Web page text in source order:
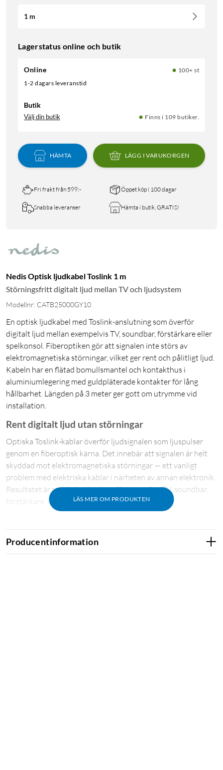
1 m
Lagerstatus online och butik
Online
100+ st
1-2 dagars leveranstid
Butik
Välj din butik Finns i 109 butiker.
HÄMTA LÄGG I VARUKORGEN
Fri frakt från 599:- Öppet köp i 100 dagar
Snabba leveranser Hämta i butik, GRATIS!
Nedis Optisk ljudkabel Toslink 1 m
Störningsfritt digitalt ljud mellan TV och ljudsystem
Modellnr: CATB25000GY10
En optisk ljudkabel med Toslink-anslutning som överför
digitalt ljud mellan exempelvis TV, soundbar, förstärkare eller
spelkonsol. Fiberoptiken gör att signalen inte störs av
elektromagnetiska störningar, vilket ger rent och pålitligt ljud.
Kabeln har en flätad bomullsmantel och kontakthus i
aluminiumlegering med guldpläterade kontakter för lång
hållbarhet. Längden på 3 meter ger gott om utrymme vid
installation.
LÄS MER OM PRODUKTEN
Rent digitalt ljud utan störningar
Optiska Toslink-kablar överför ljudsignalen som ljuspulser
genom en fiberoptisk kärna. Det innebär att signalen är helt
skyddad mot elektromagnetiska störningar — ett vanligt
problem med elektriska kablar i närheten av annan elektronik.
Resultatet är ren digital ljudöverföring mellan TV, soundbar,
förstärkare, Blu-ray-spelare eller spelkonsol.
Tålig konstruktion
Kabeln har en flätad bomullsmantel som skyddar fibern och
ger en smidig hantering. Kontakthusen är tillverkade i
Producentinformation